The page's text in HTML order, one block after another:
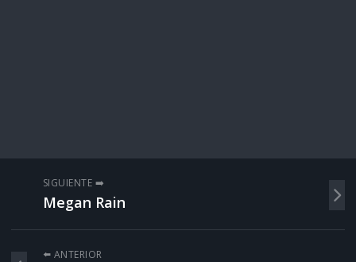
SIGUIENTE ➡️
Megan Rain
⬅️ ANTERIOR